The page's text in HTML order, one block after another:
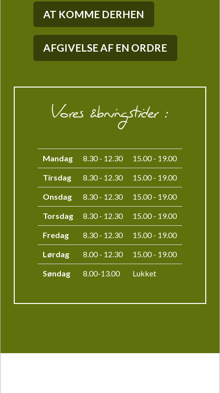
AT KOMME DERHEN
AFGIVELSE AF EN ORDRE
Vores åbningstider :
Mandag 8.30 - 12.30 15.00 - 19.00
Tirsdag 8.30 - 12.30 15.00 - 19.00
Onsdag 8.30 - 12.30 15.00 - 19.00
Torsdag 8.30 - 12.30 15.00 - 19.00
Fredag 8.30 - 12.30 15.00 - 19.00
Lørdag 8.00 - 12.30 15.00 - 19.00
Søndag 8.00-13.00 Lukket